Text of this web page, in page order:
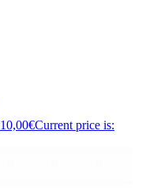
10,00€Current price is: